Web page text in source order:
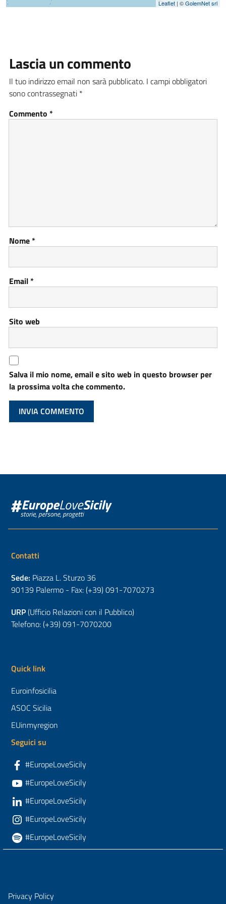
Leaflet | ©GolemNet srl
Lascia un commento
Il tuo indirizzo email non sarà pubblicato. I campi obbligatori
sono contrassegnati *
Commento *
Nome*
Email*
Sito web
Salva il mio nome, email e sito web in questo browser per
la prossima volta che commento.
Contatti
Sede: Piazza L. Sturzo 36
90139 Palermo - Fax: (+39) 091-7070273
URP(Ufficio Relazioni con il Pubblico)
Telefono: (+39) 091-7070200
Quick link
Euroinfosicilia
ASOC Sicilia
EUinmyregion
Seguici su
#EuropeLoveSicily
#EuropeLoveSicily
#EuropeLoveSicily
#EuropeLoveSicily
#EuropeLoveSicily
Privacy Policy